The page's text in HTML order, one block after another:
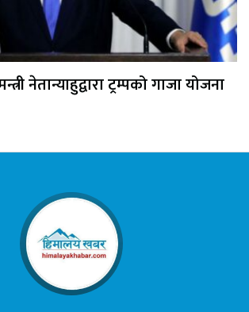
नेतान्याहुद्वारा ट्रम्पको गाजा योजना